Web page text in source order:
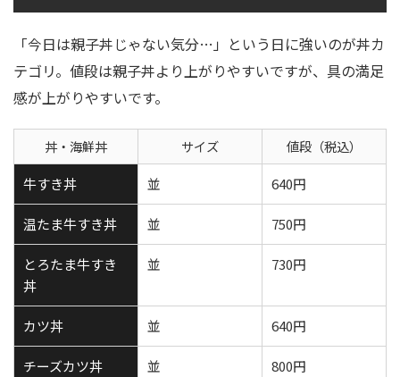
「今日は親子丼じゃない気分…」という日に強いのが丼カ
テゴリ。値段は親子丼より上がりやすいですが、具の満足
感が上がりやすいです。
丼・海鮮丼 サイズ
値段（税込）
牛すき丼
並 640円
温たま牛すき丼 並 750円
とろたま牛すき
丼
並 730円
カツ丼 並 640円
チーズカツ丼 並 800円